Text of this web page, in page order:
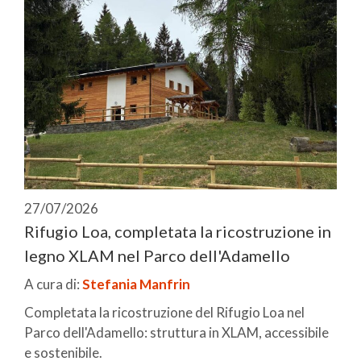
27/07/2026
Rifugio Loa, completata la ricostruzione in
legno XLAM nel Parco dell'Adamello
A cura di:Stefania Manfrin
Completata la ricostruzione del Rifugio Loa nel
Parco dell'Adamello: struttura in XLAM, accessibile
e sostenibile.